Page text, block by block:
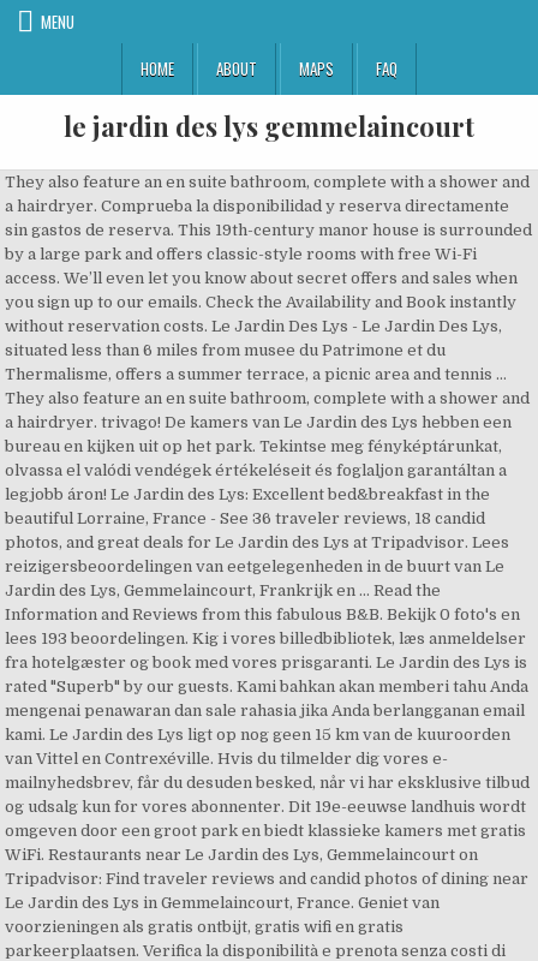
MENU
HOME
ABOUT MAPS FAQ
le jardin des lys gemmelaincourt
They also feature an en suite bathroom, complete with a shower and
a hairdryer. Comprueba la disponibilidad y reserva directamente
sin gastos de reserva. This 19th-century manor house is surrounded
by a large park and offers classic-style rooms with free Wi-Fi
access. We’ll even let you know about secret offers and sales when
you sign up to our emails. Check the Availability and Book instantly
without reservation costs. Le Jardin Des Lys - Le Jardin Des Lys,
situated less than 6 miles from musee du Patrimone et du
Thermalisme, offers a summer terrace, a picnic area and tennis …
They also feature an en suite bathroom, complete with a shower and
a hairdryer. trivago! De kamers van Le Jardin des Lys hebben een
bureau en kijken uit op het park. Tekintse meg fényképtárunkat,
olvassa el valódi vendégek értékeléseit és foglaljon garantáltan a
legjobb áron! Le Jardin des Lys: Excellent bed&breakfast in the
beautiful Lorraine, France - See 36 traveler reviews, 18 candid
photos, and great deals for Le Jardin des Lys at Tripadvisor. Lees
reizigersbeoordelingen van eetgelegenheden in de buurt van Le
Jardin des Lys, Gemmelaincourt, Frankrijk en … Read the
Information and Reviews from this fabulous B&B. Bekijk 0 foto's en
lees 193 beoordelingen. Kig i vores billedbibliotek, læs anmeldelser
fra hotelgæster og book med vores prisgaranti. Le Jardin des Lys is
rated "Superb" by our guests. Kami bahkan akan memberi tahu Anda
mengenai penawaran dan sale rahasia jika Anda berlangganan email
kami. Le Jardin des Lys ligt op nog geen 15 km van de kuuroorden
van Vittel en Contrexéville. Hvis du tilmelder dig vores e-
mailnyhedsbrev, får du desuden besked, når vi har eksklusive tilbud
og udsalg kun for vores abonnenter. Dit 19e-eeuwse landhuis wordt
omgeven door een groot park en biedt klassieke kamers met gratis
WiFi. Restaurants near Le Jardin des Lys, Gemmelaincourt on
Tripadvisor: Find traveler reviews and candid photos of dining near
Le Jardin des Lys in Gemmelaincourt, France. Geniet van
voorzieningen als gratis ontbijt, gratis wifi en gratis
parkeerplaatsen. Verifica la disponibilità e prenota senza costi di